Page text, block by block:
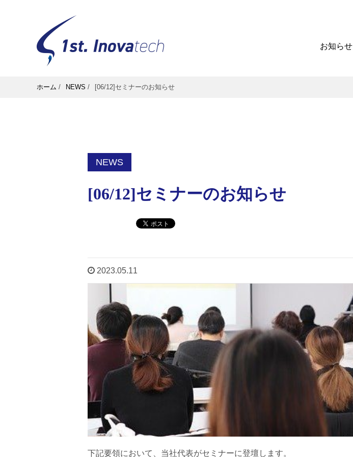
お知らせ
ホーム / NEWS / [06/12]セミナーのお知らせ
NEWS
[06/12]セミナーのお知らせ
2023.05.11
下記要領において、当社代表がセミナーに登壇します。